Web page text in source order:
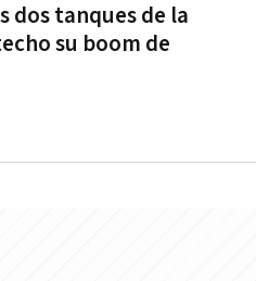
dos tanques de la
su boom de